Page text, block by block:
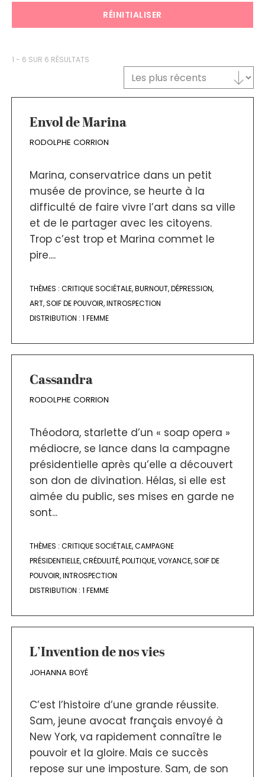
RÉINITIALISER
1 - 6 SUR 6 RÉSULTATS
TRI DES TEXTES
Trier le contenu
Envol de Marina
RODOLPHE CORRION
Marina, conservatrice dans un petit
musée de province, se heurte à la
difficulté de faire vivre l’art dans sa ville
et de le partager avec les citoyens.
Trop c’est trop et Marina commet le
pire....
THÈMES : CRITIQUE SOCIÉTALE,BURNOUT,DÉPRESSION,
ART,SOIF DE POUVOIR,INTROSPECTION
DISTRIBUTION : 1 FEMME
Cassandra
RODOLPHE CORRION
Théodora, starlette d’un « soap opera »
médiocre, se lance dans la campagne
présidentielle après qu’elle a découvert
son don de divination. Hélas, si elle est
aimée du public, ses mises en garde ne
sont...
THÈMES : CRITIQUE SOCIÉTALE,CAMPAGNE
PRÉSIDENTIELLE,CRÉDULITÉ,POLITIQUE,VOYANCE,SOIF DE
POUVOIR,INTROSPECTION
DISTRIBUTION : 1 FEMME
L’Invention de nos vies
JOHANNA BOYÉ
C’est l’histoire d’une grande réussite.
Sam, jeune avocat français envoyé à
New York, va rapidement connaître le
pouvoir et la gloire. Mais ce succès
repose sur une imposture. Sam, de son